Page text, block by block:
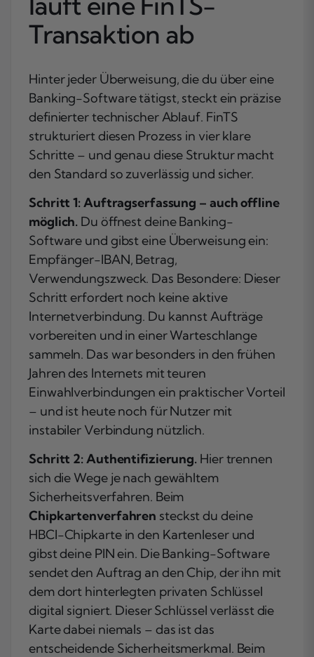
Transaktion ab
Hinter jeder Überweisung, die du über eine
Banking-Software tätigst, steckt ein präzise
definierter technischer Ablauf. FinTS
strukturiert diesen Prozess in vier klare
Schritte – und genau diese Struktur macht
den Standard so zuverlässig und sicher.
Schritt 1: Auftragserfassung – auch offline
möglich. Du öffnest deine Banking-
Software und gibst eine Überweisung ein:
Empfänger-IBAN, Betrag,
Verwendungszweck. Das Besondere: Dieser
Schritt erfordert noch keine aktive
Internetverbindung. Du kannst Aufträge
vorbereiten und in einer Warteschlange
sammeln. Das war besonders in den frühen
Jahren des Internets mit teuren
Einwahlverbindungen ein praktischer Vorteil
– und ist heute noch für Nutzer mit
instabiler Verbindung nützlich.
Schritt 2: Authentifizierung. Hier trennen
sich die Wege je nach gewähltem
Sicherheitsverfahren. Beim
Chipkartenverfahren steckst du deine
HBCI-Chipkarte in den Kartenleser und
gibst deine PIN ein. Die Banking-Software
sendet den Auftrag an den Chip, der ihn mit
dem dort hinterlegten privaten Schlüssel
digital signiert. Dieser Schlüssel verlässt die
Karte dabei niemals – das ist das
entscheidende Sicherheitsmerkmal. Beim